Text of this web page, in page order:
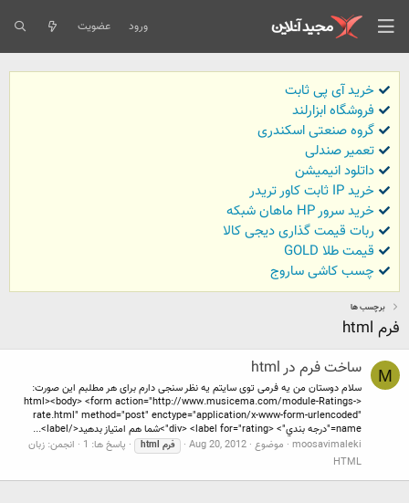
ورود عضویت
خرید آی پی ثابت
فروشگاه ابزارلند
گروه صنعتی اسکندری
تعمیر صندلی
داتلود انیمیشن
خرید IP ثابت کاور تریدر
خرید سرور HP ماهان شبکه
ربات قیمت گذاری دیجی کالا
قیمت طلا GOLD
چسب کاشی ساروج
برچسب ها
فرم html
M ساخت فرم در html
سلام دوستان من یه فرمی توی سایتم یه نظر سنجی دارم برای هر مطلبم این صورت:
<html><body> <form action="http://www.musicema.com/module-Ratings-
rate.html" method="post" enctype="application/x-www-form-urlencoded"
name="درجه بندي"> <div> <label for="rating">شما هم امتیاز بدهید</label>...
moosavimaleki موضوع Aug 20, 2012 فرم html پاسخ ها: 1 انجمن: زبان
HTML